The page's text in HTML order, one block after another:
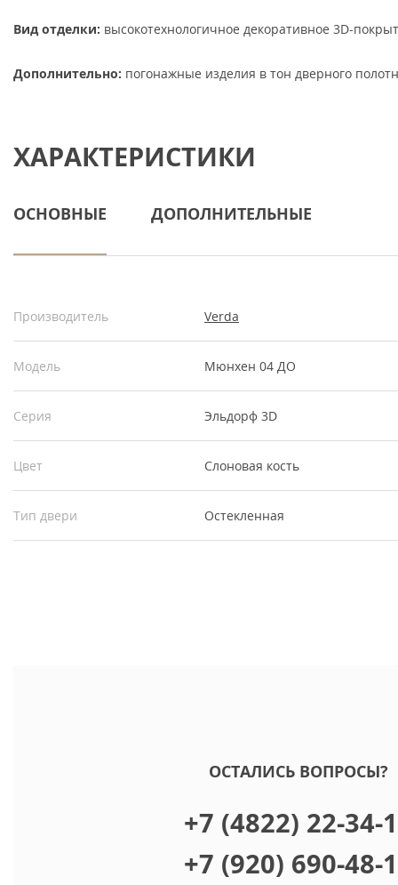
Вид отделки: высокотехнологичное декоративное 3D-
Дополнительно: погонажные изделия в тон дверного
ХАРАКТЕРИСТИКИ
ОСНОВНЫЕ ДОПОЛНИТЕЛЬНЫЕ
Производитель Verda
Модель Мюнхен 04 ДО
Серия Эльдорф 3D
Цвет Слоновая кость
Тип двери Остекленная
ОСТАЛИСЬ ВОПРОСЫ?
+7 (4822) 22-34-
+7 (920) 690-48-